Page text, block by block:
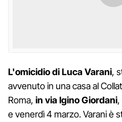
L'omicidio di Luca Varani,
avvenuto in una casa al
Roma, in via Igino Giordani
e venerdì 4 marzo. Varani è